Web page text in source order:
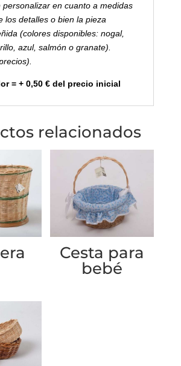
personalizar en cuanto a medidas
los detalles o bien la pieza
(colores disponibles: nogal,
azul, salmón o granate).
= + 0,50 € del precio inicial
relacionados
Cesta para
bebé